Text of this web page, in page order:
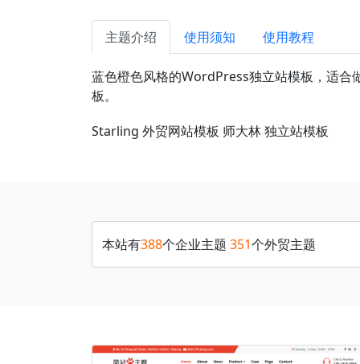
主题介绍 使用须知 使用教程
蓝色橙色风格的WordPress独立站模板，适
板。
Starling 外贸网站模板 师大林独立站模板
本站有388个企业主题 351个外贸主题